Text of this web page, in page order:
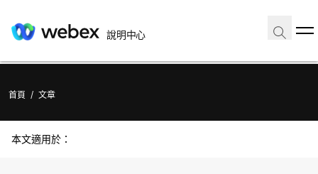
說明中心
首頁 / 文章
本文適用於：